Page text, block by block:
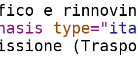
e
type="